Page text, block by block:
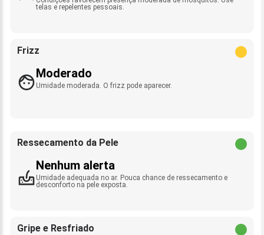
telas e repelentes pessoais.
Frizz
Moderado
Umidade moderada. O frizz pode aparecer.
Ressecamento da Pele
Nenhum alerta
Umidade adequada no ar. Pouca chance de ressecamento e
desconforto na pele exposta.
Gripe e Resfriado